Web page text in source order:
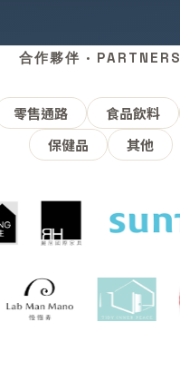
合作夥伴 · PARTNERS
零售通路 食品飲料
保健品
其他